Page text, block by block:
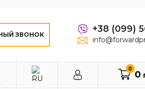
ЗВОНОК
+38 (099)
0
0